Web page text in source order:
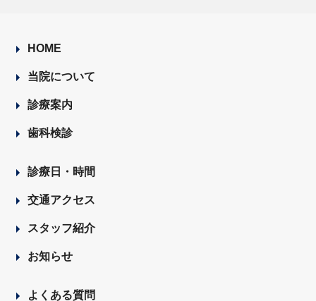
HOME
当院について
診療案内
歯科検診
診療日・時間
交通アクセス
スタッフ紹介
お知らせ
よくある質問